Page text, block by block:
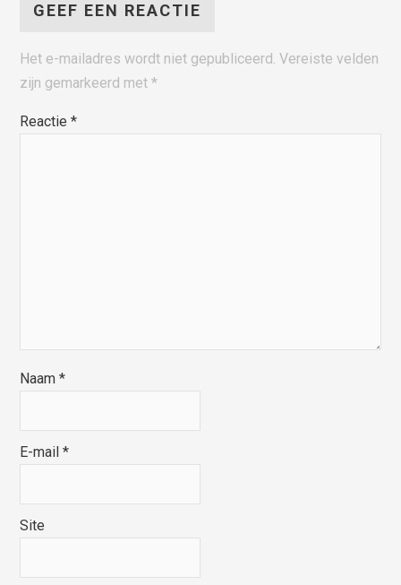
GEEF EEN REACTIE
Het e-mailadres wordt niet gepubliceerd. Vereiste velden
zijn gemarkeerd met*
Reactie*
Naam*
E-mail*
Site